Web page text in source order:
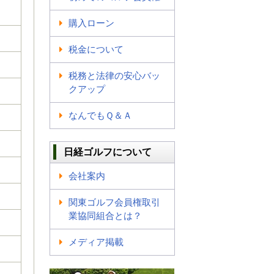
購入ローン
税金について
税務と法律の安心バッ
クアップ
なんでもＱ＆Ａ
日経ゴルフについて
会社案内
関東ゴルフ会員権取引
業協同組合とは？
メディア掲載